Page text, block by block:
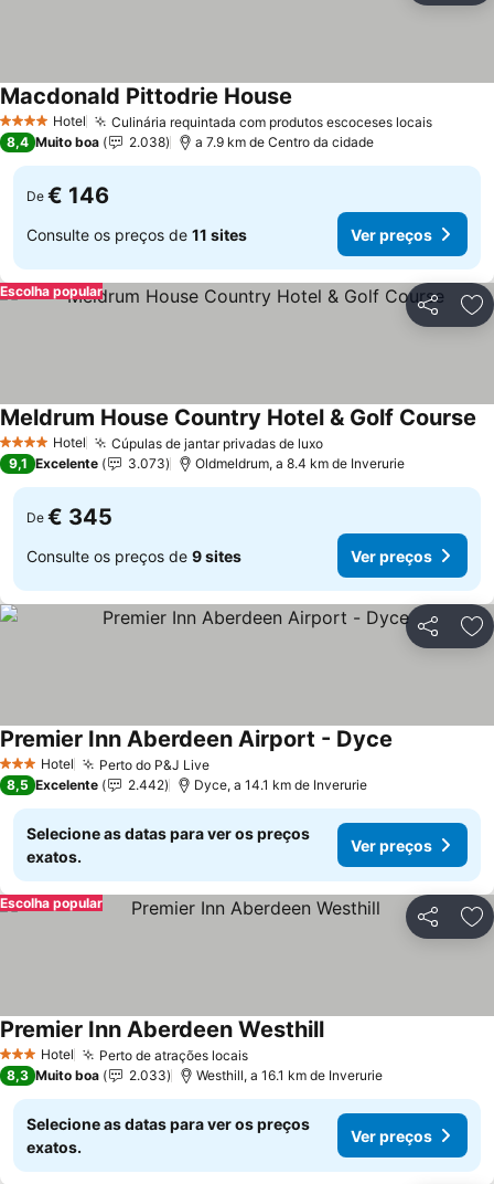
4 EstrelasHotel Culinária requintada com produtos escoceses locais
Macdonald Pittodrie House
8,4 Muito boa 2.038 a 7.9 km de Centro da cidade
De € 146
Consulte os preços de 11 sites Ver preços
Partilhar
Escolha popular
4 EstrelasHotel Cúpulas de jantar privadas de luxo
Meldrum House Country Hotel & Golf Course
9,1 Excelente 3.073 Oldmeldrum, a 8.4 km de Inverurie
De € 345
Consulte os preços de 9 sites Ver preços
Partilhar
3 EstrelasHotel Perto do P&J Live
Premier Inn Aberdeen Airport - Dyce
8,5 Excelente 2.442 Dyce, a 14.1 km de Inverurie
Selecione as datas para ver os preços
exatos.
Ver preços
Partilhar
Escolha popular
3 EstrelasHotel Perto de atrações locais
Premier Inn Aberdeen Westhill
8,3 Muito boa 2.033 Westhill, a 16.1 km de Inverurie
Selecione as datas para ver os preços
exatos.
Ver preços